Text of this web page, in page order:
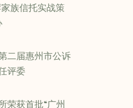
族信托实战策
二届惠州市公诉
评委
荣获首批“广州